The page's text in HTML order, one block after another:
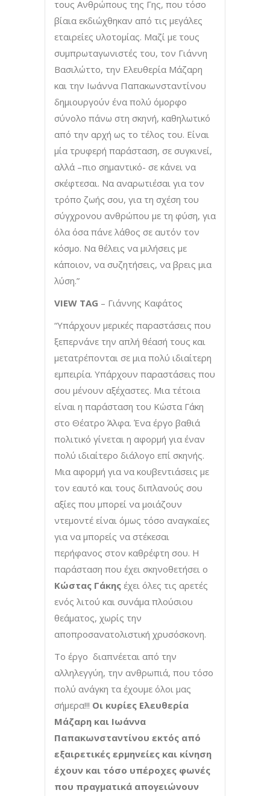
τους Ανθρώπους της Γης, που τόσο
βίαια εκδιώχθηκαν από τις μεγάλες
εταιρείες υλοτομίας. Μαζί με τους
συμπρωταγωνιστές του, τον Γιάννη
Βασιλώττο, την Ελευθερία Μάζαρη
και την Ιωάννα Παπακωνσταντίνου
δημιουργούν ένα πολύ όμορφο
σύνολο πάνω στη σκηνή, καθηλωτικό
από την αρχή ως το τέλος του. Είναι
μία τρυφερή παράσταση, σε συγκινεί,
αλλά –πιο σημαντικό- σε κάνει να
σκέφτεσαι. Να αναρωτιέσαι για τον
τρόπο ζωής σου, για τη σχέση του
σύγχρονου ανθρώπου με τη φύση, για
όλα όσα πάνε λάθος σε αυτόν τον
κόσμο. Να θέλεις να μιλήσεις με
κάποιον, να συζητήσεις, να βρεις μια
λύση.”
VIEW TAG – Γιάννης Καφάτος
“Υπάρχουν μερικές παραστάσεις που
ξεπερνάνε την απλή θέασή τους και
μετατρέπονται σε μια πολύ ιδιαίτερη
εμπειρία. Υπάρχουν παραστάσεις που
σου μένουν αξέχαστες. Μια τέτοια
είναι η παράσταση του Κώστα Γάκη
στο Θέατρο Άλφα. Ένα έργο βαθιά
πολιτικό γίνεται η αφορμή για έναν
πολύ ιδιαίτερο διάλογο επί σκηνής.
Μια αφορμή για να κουβεντιάσεις με
τον εαυτό και τους διπλανούς σου
αξίες που μπορεί να μοιάζουν
ντεμοντέ είναι όμως τόσο αναγκαίες
για να μπορείς να στέκεσαι
περήφανος στον καθρέφτη σου. Η
παράσταση που έχει σκηνοθετήσει ο
Κώστας Γάκης έχει όλες τις αρετές
ενός λιτού και συνάμα πλούσιου
θεάματος, χωρίς την
αποπροσανατολιστική χρυσόσκονη.
Το έργο διαπνέεται από την
αλληλεγγύη, την ανθρωπιά, που τόσο
πολύ ανάγκη τα έχουμε όλοι μας
σήμερα!!! Οι κυρίες Ελευθερία
Μάζαρη και Ιωάννα
Παπακωνσταντίνου εκτός από
εξαιρετικές ερμηνείες και κίνηση
έχουν και τόσο υπέροχες φωνές
που πραγματικά απογειώνουν